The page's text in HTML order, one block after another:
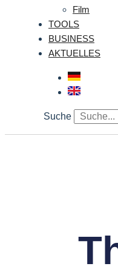
Film
TOOLS
BUSINESS
AKTUELLES
Suche